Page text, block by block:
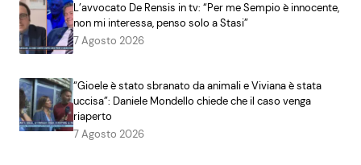
L’avvocato De Rensis in tv: “Per me Sempio è innocente,
non mi interessa, penso solo a Stasi”
7 Agosto 2026
“Gioele è stato sbranato da animali e Viviana è stata
uccisa”: Daniele Mondello chiede che il caso venga
riaperto
7 Agosto 2026